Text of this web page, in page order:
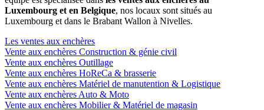
Luxembourg et en Belgique, nos locaux sont situés au
Luxembourg et dans le Brabant Wallon à Nivelles.
Les ventes aux enchères
Vente aux enchères Construction & génie civil
Vente aux enchères Outillage
Vente aux enchères HoReCa & brasserie
Vente aux enchères Matériel de manutention & Logistique
Vente aux enchères Auto & Moto
Vente aux enchères Mobilier & Matériel de magasin